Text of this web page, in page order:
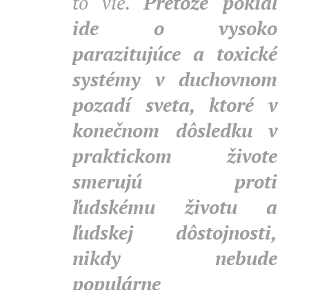
ide o vysoko
parazitujúce a toxické
systémy v duchovnom
pozadí sveta, ktoré v
konečnom dôsledku v
praktickom živote
smerujú proti
ľudskému životu a
ľudskej dôstojnosti,
nikdy nebude
populárne